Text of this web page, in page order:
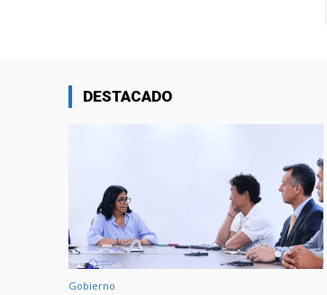
DESTACADO
Gobierno